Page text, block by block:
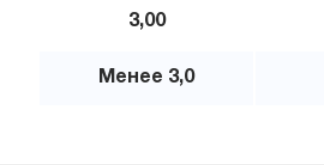
3,00
Менее 3,0